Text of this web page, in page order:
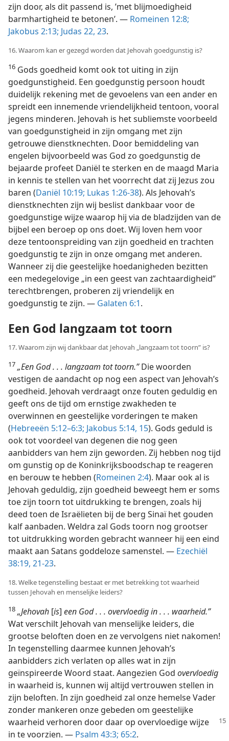
zijn door, als dit passend is, ’met blijmoedigheid
barmhartigheid te betonen’. — Romeinen 12:8;
Jakobus 2:13; Judas 22, 23.
16. Waarom kan er gezegd worden dat Jehovah goedgunstig is?
16 Gods goedheid komt ook tot uiting in zijn
goedgunstigheid. Een goedgunstig persoon houdt
duidelijk rekening met de gevoelens van een ander en
spreidt een innemende vriendelijkheid tentoon, vooral
jegens minderen. Jehovah is het subliemste voorbeeld
van goedgunstigheid in zijn omgang met zijn
getrouwe dienstknechten. Door bemiddeling van
engelen bijvoorbeeld was God zo goedgunstig de
bejaarde profeet Daniël te sterken en de maagd Maria
in kennis te stellen van het voorrecht dat zij Jezus zou
baren (Daniël 10:19; Lukas 1:26-38). Als Jehovah’s
dienstknechten zijn wij beslist dankbaar voor de
goedgunstige wijze waarop hij via de bladzijden van de
bijbel een beroep op ons doet. Wij loven hem voor
deze tentoonspreiding van zijn goedheid en trachten
goedgunstig te zijn in onze omgang met anderen.
Wanneer zij die geestelijke hoedanigheden bezitten
een medegelovige „in een geest van zachtaardigheid”
terechtbrengen, proberen zij vriendelijk en
goedgunstig te zijn. — Galaten 6:1.
Een God langzaam tot toorn
17. Waarom zijn wij dankbaar dat Jehovah „langzaam tot toorn” is?
17 „Een God . . . langzaam tot toorn.”Die woorden
vestigen de aandacht op nog een aspect van Jehovah’s
goedheid. Jehovah verdraagt onze fouten geduldig en
geeft ons de tijd om ernstige zwakheden te
overwinnen en geestelijke vorderingen te maken
(Hebreeën 5:12–6:3; Jakobus 5:14, 15). Gods geduld is
ook tot voordeel van degenen die nog geen
aanbidders van hem zijn geworden. Zij hebben nog tijd
om gunstig op de Koninkrijksboodschap te reageren
en berouw te hebben (Romeinen 2:4). Maar ook al is
Jehovah geduldig, zijn goedheid beweegt hem er soms
toe zijn toorn tot uitdrukking te brengen, zoals hij
deed toen de Israëlieten bij de berg Sinaï het gouden
kalf aanbaden. Weldra zal Gods toorn nog grootser
tot uitdrukking worden gebracht wanneer hij een eind
maakt aan Satans goddeloze samenstel. — Ezechiël
38:19, 21-23.
18. Welke tegenstelling bestaat er met betrekking tot waarheid
tussen Jehovah en menselijke leiders?
18 „Jehovah [is] een God . . . overvloedig in . . . waarheid.”
Wat verschilt Jehovah van menselijke leiders, die
grootse beloften doen en ze vervolgens niet nakomen!
In tegenstelling daarmee kunnen Jehovah’s
aanbidders zich verlaten op alles wat in zijn
geïnspireerde Woord staat. Aangezien God overvloedig
in waarheid is, kunnen wij altijd vertrouwen stellen in
zijn beloften. In zijn goedheid zal onze hemelse Vader
zonder mankeren onze gebeden om geestelijke
waarheid verhoren door daar op overvloedige wijze
in te voorzien. — Psalm 43:3; 65:2.